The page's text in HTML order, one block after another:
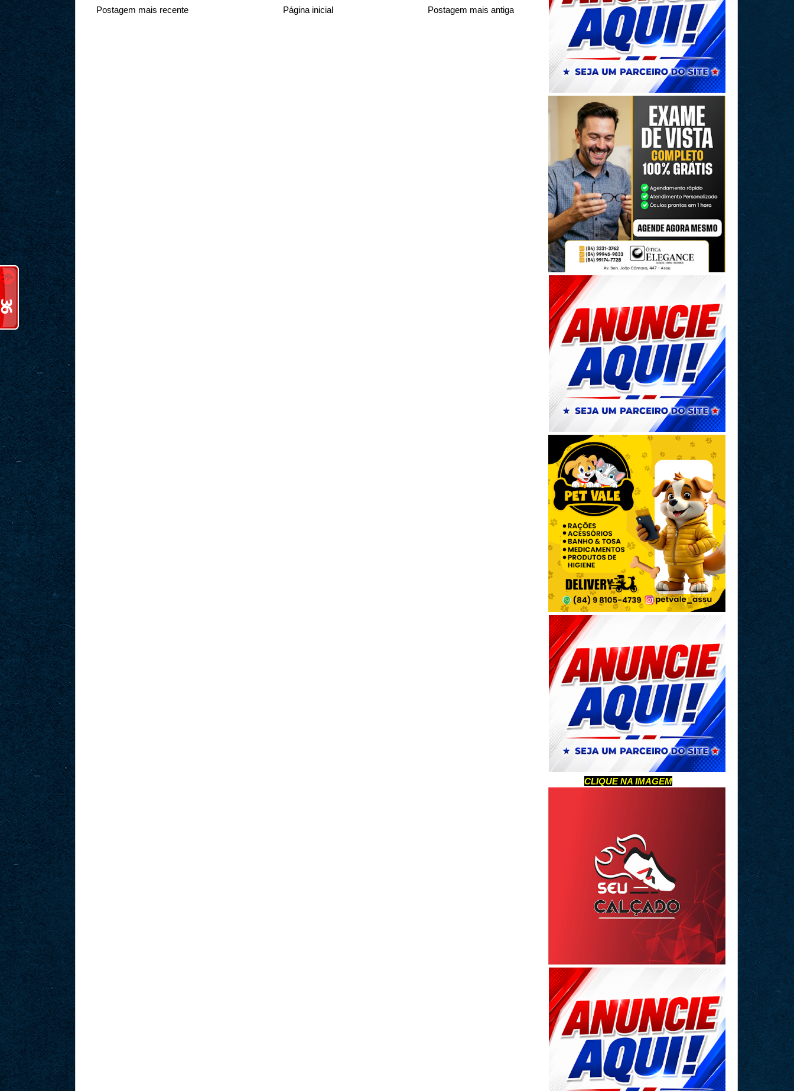
Postagem mais recente Postagem mais antiga
Página inicial
CLIQUE NA IMAGEM